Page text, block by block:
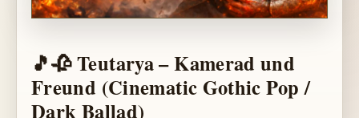
🎵🥀 Teutarya – Kamerad und
Freund (Cinematic Gothic Pop /
Dark Ballad)